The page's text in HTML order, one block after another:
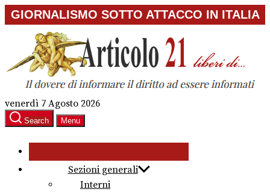
Skip
to
content
GIORNALISMO SOTTO ATTACCO IN ITALIA
venerdì 7 Agosto 2026
Search Menu
Sezioni generali
Interni